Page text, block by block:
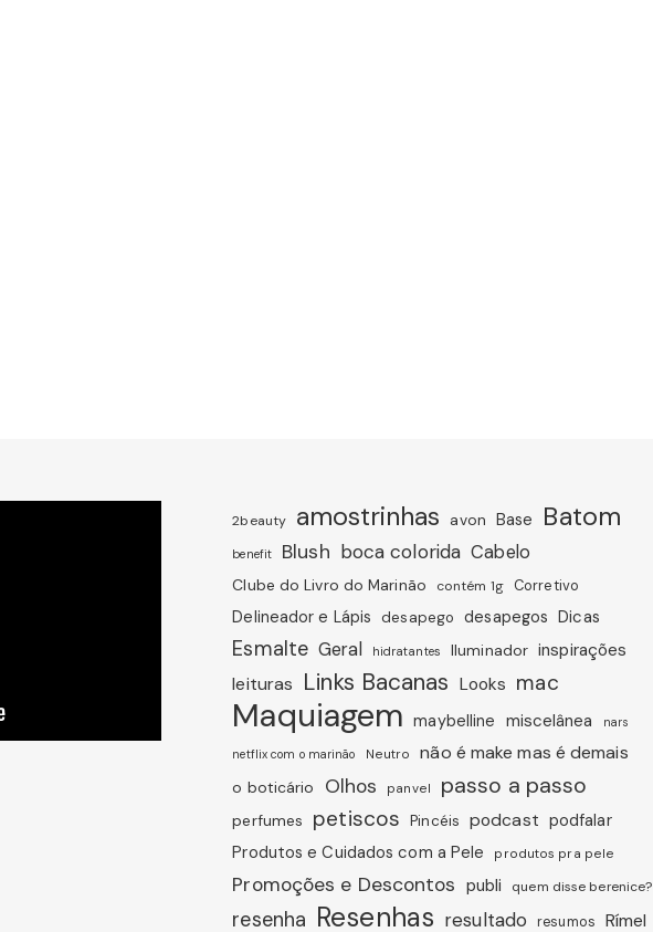
2beauty amostrinhas avon Base Batom
benefit Blush boca colorida Cabelo
Clube do Livro do Marinão contém 1g Corretivo
Delineador e Lápis desapego desapegos Dicas
Esmalte Geral hidratantes Iluminador inspirações
leituras Links Bacanas Looks mac
Maquiagem maybelline miscelânea nars
netflix com o marinão Neutro não é make mas é demais
o boticário Olhos panvel passo a passo
perfumes petiscos Pincéis podcast podfalar
Produtos e Cuidados com a Pele
produtos pra pele
Promoções e Descontos publi quem disse berenice?
resenha Resenhas resultado resumos Rímel